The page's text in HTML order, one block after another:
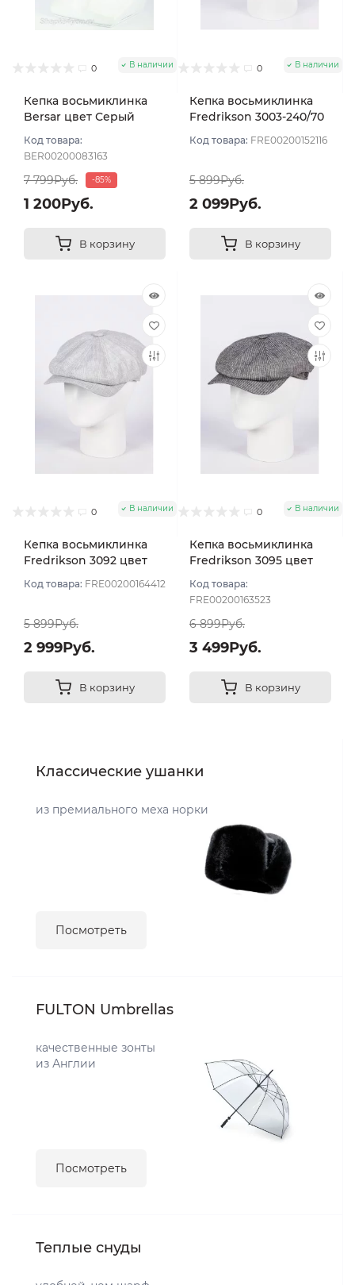
0 В наличии
Кепка восьмиклинка
Bersar цвет Серый
Код товара:
BER00200083163
7 799Руб. -85%
1 200Руб.
В корзину
0 В наличии
Кепка восьмиклинка
Fredrikson 3003-240/70
Код товара: FRE00200152116
5 899Руб.
2 099Руб.
В корзину
0 В наличии
Кепка восьмиклинка
Fredrikson 3092 цвет
58
Код товара: FRE00200164412
5 899Руб.
2 999Руб.
В корзину
0 В наличии
Кепка восьмиклинка
Fredrikson 3095 цвет
Код товара:
FRE00200163523
6 899Руб.
3 499Руб.
В корзину
Классические ушанки
из премиального меха норки
Посмотреть
FULTON Umbrellas
качественные зонты
из Англии
Посмотреть
Теплые снуды